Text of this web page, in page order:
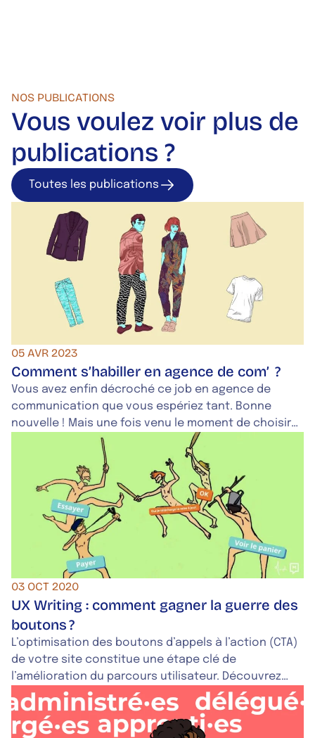
NOS PUBLICATIONS
Vous voulez voir plus de
publications ?
Toutes les publications
05 AVR 2023
Comment s’habiller en agence de com’ ?
Vous avez enfin décroché ce job en agence de
communication que vous espériez tant. Bonne
nouvelle ! Mais une fois venu le moment de choisir
votre tenue, vous voici perdu·e devant votre miroir,
à peser le pour et le contre entre diverses
injonctions. Tenue décontractée ? Costume ?
Tailleur ?Pas de panique ! Notre rédaction vous
donne ses conseils pour vous poser les bonnes
questions.
03 OCT 2020
UX Writing : comment gagner la guerre des
boutons ?
L’optimisation des boutons d’appels à l’action (CTA)
de votre site constitue une étape clé de
l’amélioration du parcours utilisateur. Découvrez
dans cet article 5 recommandations pour proposer
des boutons au service d’une meilleure expérience
sur votre site web.